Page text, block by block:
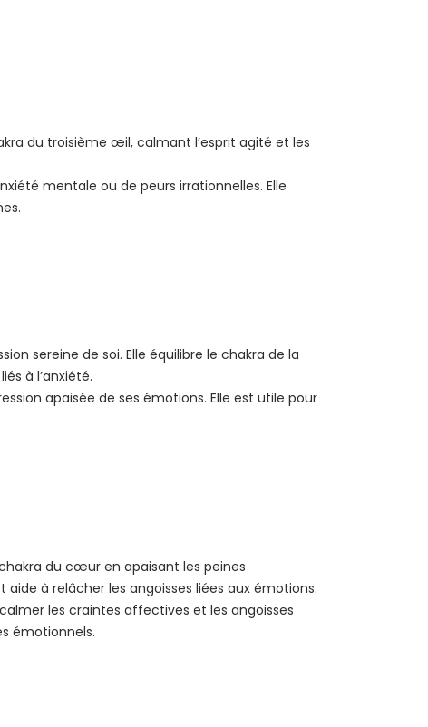
du troisième œil, calmant l’esprit agité et les
mentale ou de peurs irrationnelles. Elle
sereine de soi. Elle équilibre le chakra de la
à l’anxiété.
apaisée de ses émotions. Elle est utile pour
du cœur en apaisant les peines
à relâcher les angoisses liées aux émotions.
les craintes affectives et les angoisses
émotionnels.